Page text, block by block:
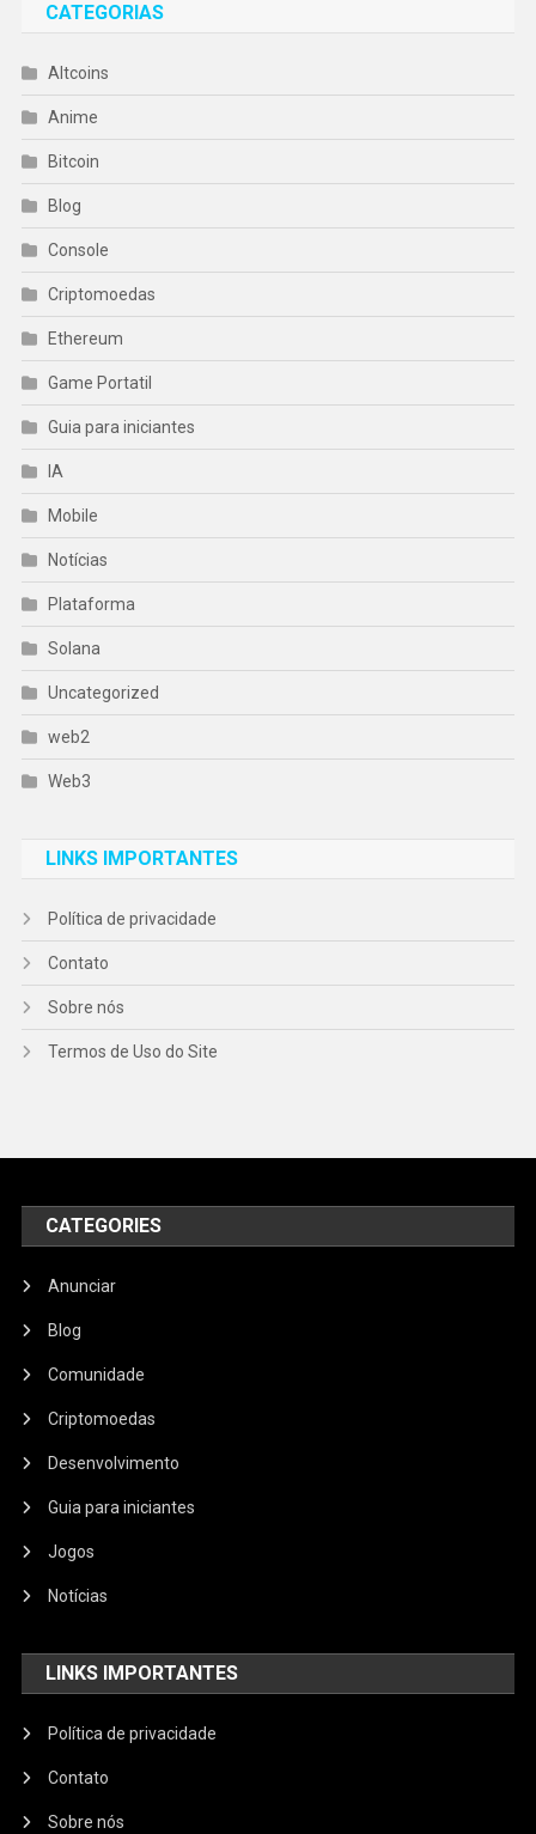
CATEGORIAS
Altcoins
Anime
Bitcoin
Blog
Console
Criptomoedas
Ethereum
Game Portatil
Guia para iniciantes
IA
Mobile
Notícias
Plataforma
Solana
Uncategorized
web2
Web3
LINKS IMPORTANTES
Política de privacidade
Contato
Sobre nós
Termos de Uso do Site
CATEGORIES
Anunciar
Blog
Comunidade
Criptomoedas
Desenvolvimento
Guia para iniciantes
Jogos
Notícias
LINKS IMPORTANTES
Política de privacidade
Contato
Sobre nós